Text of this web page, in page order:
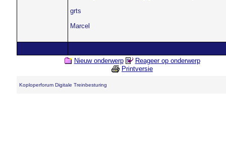
grts
Marcel
Nieuw onderwerp
Reageer op onderwerp
Printversie
Koploperforum Digitale Treinbesturing